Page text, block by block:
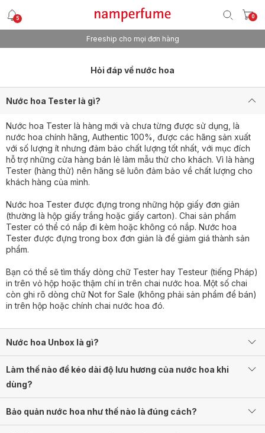
5 0
Freeship cho mọi đơn hàng
Hỏi đáp về nước hoa
Nước hoa Tester là gì?
Nước hoa Tester là hàng mới và chưa từng được sử dụng, là
nước hoa chính hãng, Authentic 100%, được các hãng sản xuất
với số lượng ít nhưng đảm bảo chất lượng tốt nhất, với mục đích
hỗ trợ những cửa hàng bán lẻ làm mẫu thử cho khách. Vì là hàng
Tester (hàng thử) nên hãng sẽ luôn đảm bảo về chất lượng cho
khách hàng của mình.
Nước hoa Tester được đựng trong những hộp giấy đơn giản
(thường là hộp giấy trắng hoặc giấy carton). Chai sản phẩm
Tester có thể có nắp đi kèm hoặc không có nắp. Nước hoa
Tester được đựng trong box đơn giản là để giảm giá thành sản
phẩm.
Bạn có thể sẽ tìm thấy dòng chữ Tester hay Testeur (tiếng Pháp)
in trên vỏ hộp hoặc thậm chí in trên chai nước hoa. Một số chai
còn ghi rõ dòng chữ Not for Sale (không phải sản phẩm để bán)
in trên hộp hoặc chính chai nước hoa đó.
Nước hoa Unbox là gì?
Làm thế nào để kéo dài độ lưu hương của nước hoa khi
dùng?
Bảo quản nước hoa như thế nào là đúng cách?